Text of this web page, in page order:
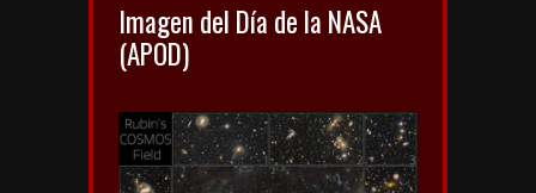
Imagen del Día de la NASA
(APOD)